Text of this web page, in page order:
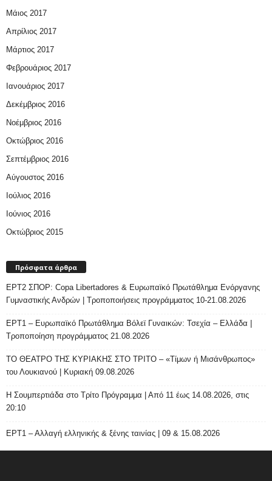
Μάιος 2017
Απρίλιος 2017
Μάρτιος 2017
Φεβρουάριος 2017
Ιανουάριος 2017
Δεκέμβριος 2016
Νοέμβριος 2016
Οκτώβριος 2016
Σεπτέμβριος 2016
Αύγουστος 2016
Ιούλιος 2016
Ιούνιος 2016
Οκτώβριος 2015
Πρόσφατα άρθρα
ΕΡΤ2 ΣΠΟΡ: Copa Libertadores & Ευρωπαϊκό Πρωτάθλημα Ενόργανης
Γυμναστικής Ανδρών | Τροποποιήσεις προγράμματος 10-21.08.2026
ΕΡΤ1 – Ευρωπαϊκό Πρωτάθλημα Βόλεϊ Γυναικών: Τσεχία – Ελλάδα |
Τροποποίηση προγράμματος 21.08.2026
ΤΟ ΘΕΑΤΡΟ ΤΗΣ ΚΥΡΙΑΚΗΣ ΣΤΟ ΤΡΙΤΟ – «Τίμων ή Μισάνθρωπος»
του Λουκιανού | Κυριακή 09.08.2026
H Σουμπερτιάδα στο Τρίτο Πρόγραμμα | Από 11 έως 14.08.2026, στις
20:10
ΕΡΤ1 – Αλλαγή ελληνικής & ξένης ταινίας | 09 & 15.08.2026